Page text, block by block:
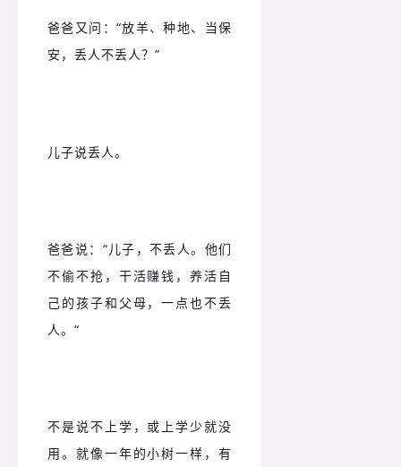
爸爸又问： “放羊、种地、当保
安，丢人不丢人？”
儿子说丢人。
爸爸说： “儿子，不丢人。他们
不偷不抢，干活赚钱，养活自
己的孩子和父母，一点也不丢
人。“
不是说不上学，或上学少就没
用。 就像一年的小树一样，有